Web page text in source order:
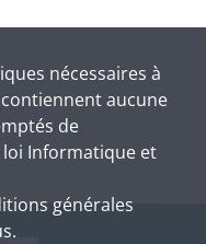
nécessaires à
aucune
de
loi Informatique et
générales